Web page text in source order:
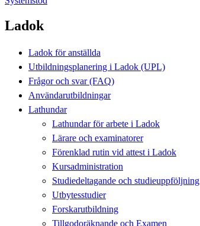
Ladok
Ladok för anställda
Utbildningsplanering i Ladok (UPL)
Frågor och svar (FAQ)
Användarutbildningar
Lathundar
Lathundar för arbete i Ladok
Lärare och examinatorer
Förenklad rutin vid attest i Ladok
Kursadministration
Studiedeltagande och studieuppföljning
Utbytesstudier
Forskarutbildning
Tillgodoräknande och Examen